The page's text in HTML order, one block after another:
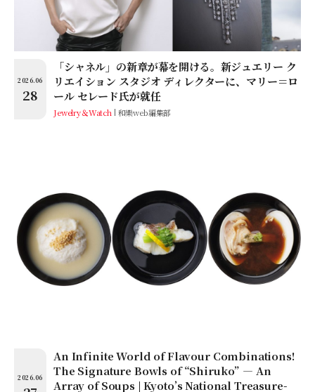
2026.06
28
「シャネル」の新章が幕を開ける。新ジュエリー ク
リエイション スタジオ ディレクターに、マリー＝ロ
ール セレード氏が就任
Jewelry＆Watch 和樂web編集部
2026.06
An Infinite World of Flavour Combinations!
The Signature Bowls of “Shiruko” — An
Array of Soups | Kyoto’s National Treasure-